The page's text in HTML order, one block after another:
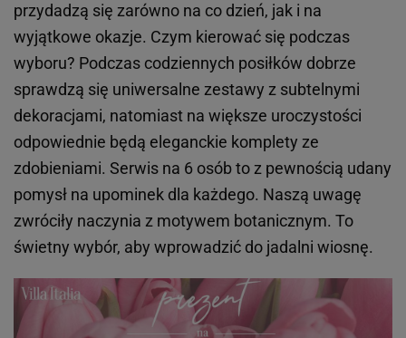
przydadzą się zarówno na co dzień, jak i na
wyjątkowe okazje. Czym kierować się podczas
wyboru? Podczas codziennych posiłków dobrze
sprawdzą się uniwersalne zestawy z subtelnymi
dekoracjami, natomiast na większe uroczystości
odpowiednie będą eleganckie komplety ze
zdobieniami. Serwis na 6 osób to z pewnością udany
pomysł na upominek dla każdego. Naszą uwagę
zwróciły naczynia z motywem botanicznym. To
świetny wybór, aby wprowadzić do jadalni wiosnę.